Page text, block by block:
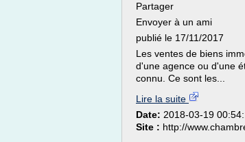
Partager
Envoyer à un ami
publié le 17/11/2017
Les ventes de biens
d'une agence ou d'une
connu. Ce sont les...
Lire la suite
Date: 2018-03-19
Site : http://